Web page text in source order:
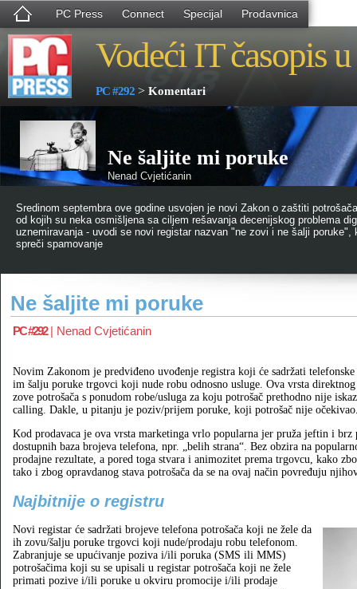
PC Press Connect Specijal Prodavnica
Vodeći IT časopis
PC #292 > Komentari
Ne šaljite mi poruke
Nenad Cvjetićanin
Sredinom septembra ove godine usvojen je novi Zakon o zaštiti
od kojih su neka osmišljena sa ciljem rešavanja decenijskog problema
uznemiravanja - uvodi se novi registar nazvan "ne zovi i ne šalji poruke",
spreči spamovanje
Ne šaljite mi poruke
PC #292| Nenad Cvjetićanin
Novim Zakonom je predviđeno uvođenje registra koji će sadržati
im šalju poruke trgovci koji nude robu odnosno usluge. Ova vrsta
zove potrošača s ponudom robe/usluga za koju potrošač prethodno nije
calling. Dakle, u pitanju je poziv/prijem poruke, koji potrošač nije
Kod prodavaca je ova vrsta marketinga vrlo popularna jer pruža jeftin i
dostupnih baza brojeva telefona, npr. „belih strana“. Bez obzira na
prodajne rezultate, a pored toga stvara i animozitet prema trgovcu, kako
tako i zbog opravdanog stava potrošača da se na ovaj način povređuju
Najbitnije o registru
Novi registar će sadržati brojeve telefona potrošača koji ne žele da
ih zovu/šalju poruke trgovci koji nude/prodaju robu telefonom.
Zabranjuje se upućivanje poziva i/ili poruka (SMS ili MMS)
potrošačima koji su se upisali u registar potrošača koji ne žele
primati pozive i/ili poruke u okviru promocije i/ili prodaje